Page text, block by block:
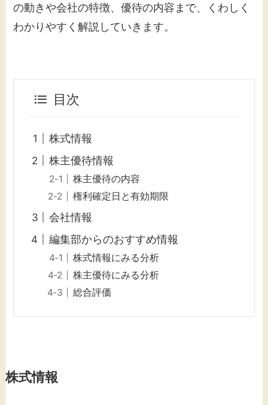
の動きや会社の特徴、優待の内容まで、くわしく
わかりやすく解説していきます。
目次
株式情報
株主優待情報
株主優待の内容
権利確定日と有効期限
会社情報
編集部からのおすすめ情報
株式情報にみる分析
株主優待にみる分析
総合評価
株式情報